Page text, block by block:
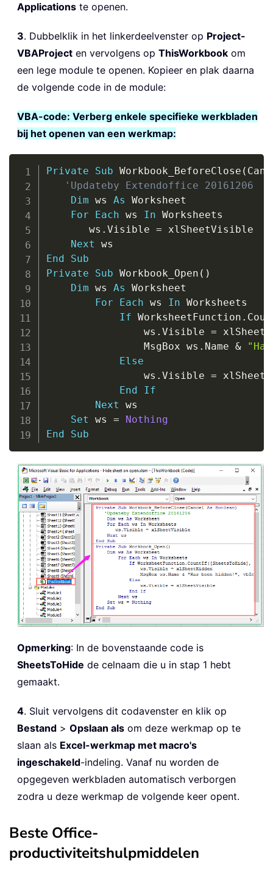
Applications te openen.
3. Dubbelklik in het linkerdeelvenster op Project-
VBAProject en vervolgens op ThisWorkbook om
een lege module te openen. Kopieer en plak daarna
de volgende code in de module:
VBA-code: Verberg enkele specifieke werkbladen
bij het openen van een werkmap:
Private Sub Workbook_BeforeClose (
'Updateby Extendoffice 20161206
Dim ws As Worksheet
For
Each ws In Worksheets
       ws
. Visible = xlSheetVisible
Next
End
Sub
Private
Sub Workbook_Open ( )
Dim ws As Worksheet
For
Each ws In Worksheets
If WorksheetFunction .
                ws
. Visible =
                MsgBox ws
. Name &
Else
                ws
. Visible =
End
If
Next ws
Set ws =
Nothing
End
Sub
Copy
Opmerking: In de bovenstaande code is
SheetsToHide de celnaam die u in stap 1 hebt
gemaakt.
4. Sluit vervolgens dit codavenster en klik op
Bestand > Opslaan als om deze werkmap op te
slaan als Excel-werkmap met macro's
ingeschakeld-indeling. Vanaf nu worden de
opgegeven werkbladen automatisch verborgen
zodra u deze werkmap de volgende keer opent.
Beste Office-
productiviteitshulpmiddelen